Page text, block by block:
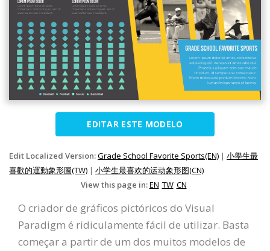
EDITAR ESTE MODELO
Edit Localized Version:Grade School Favorite Sports(EN) | 小學生最
喜歡的運動象形圖(TW) | 小学生最喜欢的运动象形图(CN)
View this page in:EN TW CN
O criador de gráficos pictóricos do Visual
Paradigm é ridiculamente fácil de utilizar. Basta
começar a partir de um dos muitos modelos de